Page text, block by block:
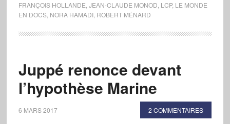
FRANÇOIS HOLLANDE JEAN-CLAUDE MONOD LCP, LE MONDE
EN DOCS, NORA HAMADI, ROBERT MÉNARD
Juppé renonce devant
l’hypothèse Marine
6 MARS 2017 2 COMMENTAIRES